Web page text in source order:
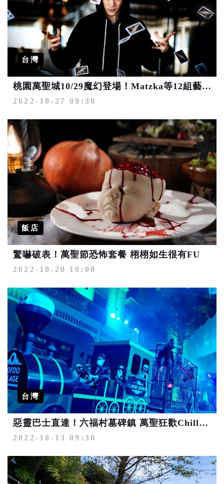
台灣
桃園萬聖城10/29魔幻登場！Matzka等12組藝人接力開唱
2022-10-27 09:30
飯店
驚嚇破表！萬聖節恐怖套餐 栩栩如生很有FU
2022-10-20 10:00
台灣
惡靈巴士直達！六福村墓碑鎮 萬聖狂歡Chill輕鬆
2022-10-13 09:30